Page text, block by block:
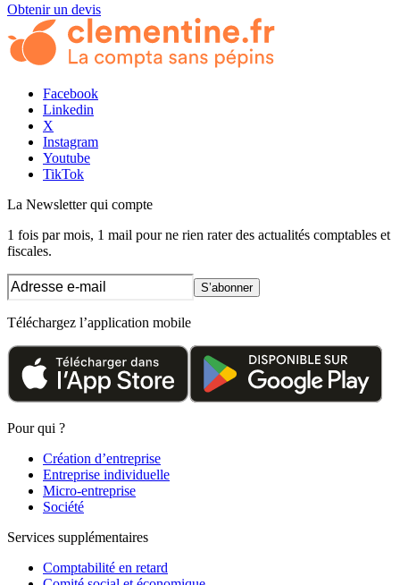
Obtenir un devis
Facebook
Linkedin
X
Instagram
Youtube
TikTok
La Newsletterqui compte
1 fois par mois, 1 mail pour ne rien rater des actualités comptables et
fiscales.
S’abonner
Téléchargez l’application mobile
Pour qui ?
Création d’entreprise
Entreprise individuelle
Micro-entreprise
Société
Services supplémentaires
Comptabilité en retard